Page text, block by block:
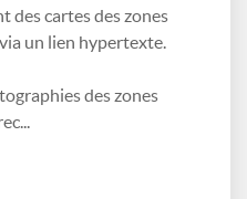
des cartes des zones
un lien hypertexte.
des zones